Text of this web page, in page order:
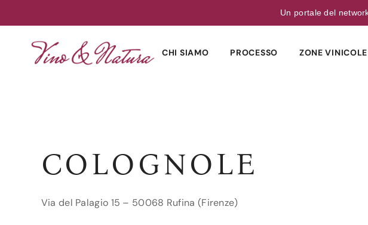
Un portale del
CHI SIAMO PROCESSO ZONE VINICOLE
COLOGNOLE
Via del Palagio 15 – 50068 Rufina (Firenze)